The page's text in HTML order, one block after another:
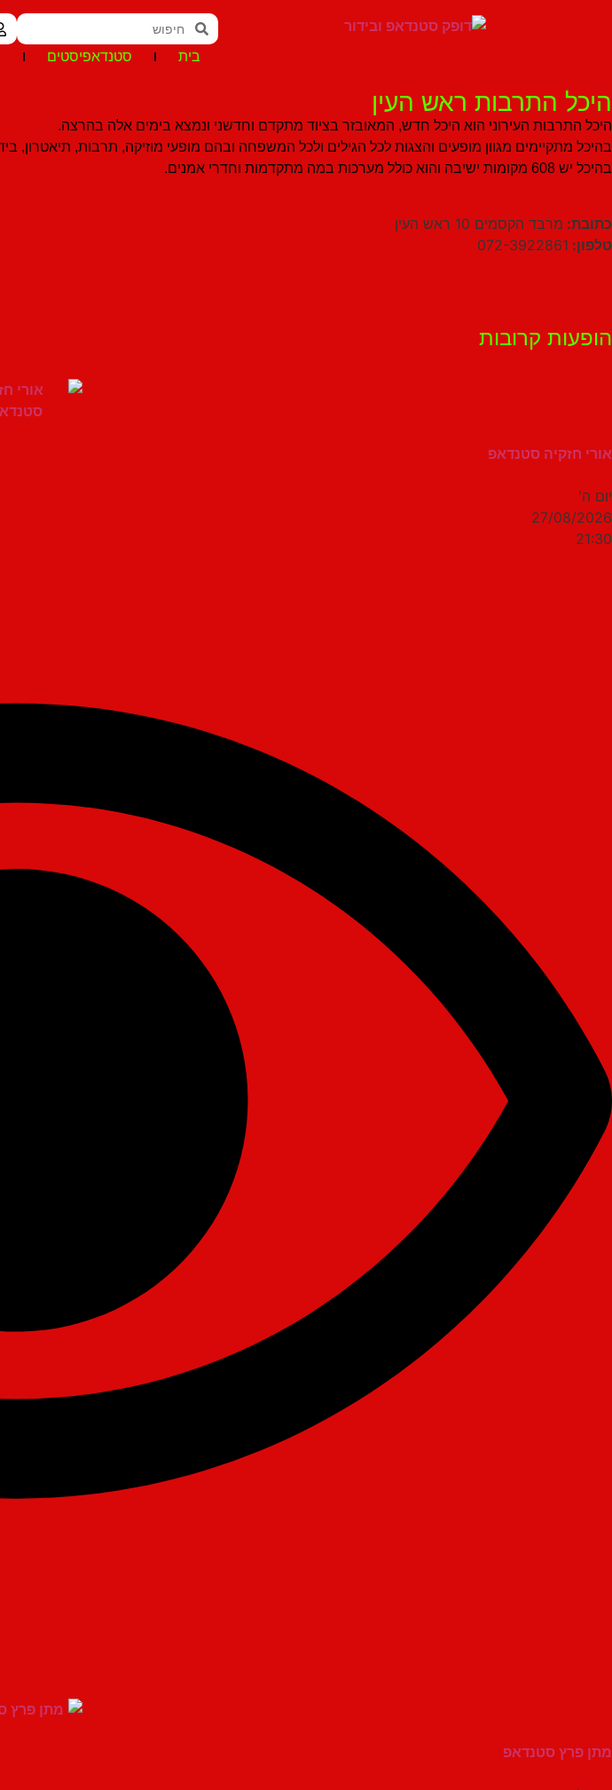
בית סטנדאפיסטים
היכל התרבות ראש העין
היכל התרבות העירוני הוא היכל חדש, המאובזר בציוד מתקדם וחדשני ונמצא בימים אלה בהרצה.
בהיכל מתקיימים מגוון מופעים והצגות לכל הגילים ולכל המשפחה ובהם מופעי מוזיקה, תרבות, תיאטרון,
בהיכל יש 608 מקומות ישיבה והוא כולל מערכות במה מתקדמות וחדרי אמנים.
כתובת: מרבד הקסמים 10 ראש העין
טלפון: 072-3922861
הופעות קרובות
אורי חזקיה סטנדאפ
יום ה'
27/08/2026
21:30
מתן פרץ סטנדאפ